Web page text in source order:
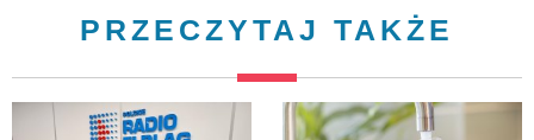
PRZECZYTAJ TAKŻE